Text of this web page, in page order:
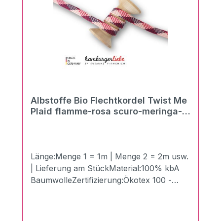
Albstoffe Bio Flechtkordel Twist Me
Plaid flamme-rosa scuro-meringa-
Länge:Menge 1 = 1m | Menge 2 = 2m usw.
| Lieferung am StückMaterial:100% kbA
BaumwolleZertifizierung:Ökotex 100 -